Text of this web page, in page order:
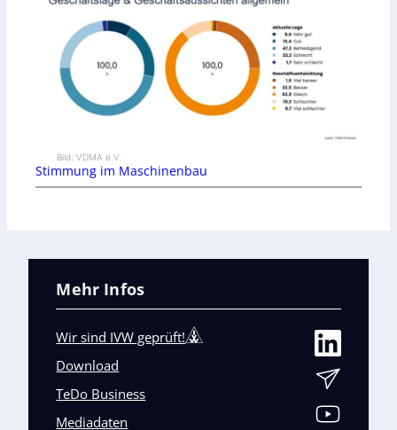
Bild: VDMA e.V.
Stimmung im Maschinenbau
Mehr Infos
Wir sind IVW geprüft!
Download
TeDo Business
Mediadaten